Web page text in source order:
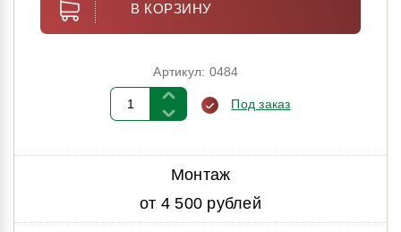
В КОРЗИНУ
Артикул: 0484
Под заказ
Монтаж
от 4 500 рублей